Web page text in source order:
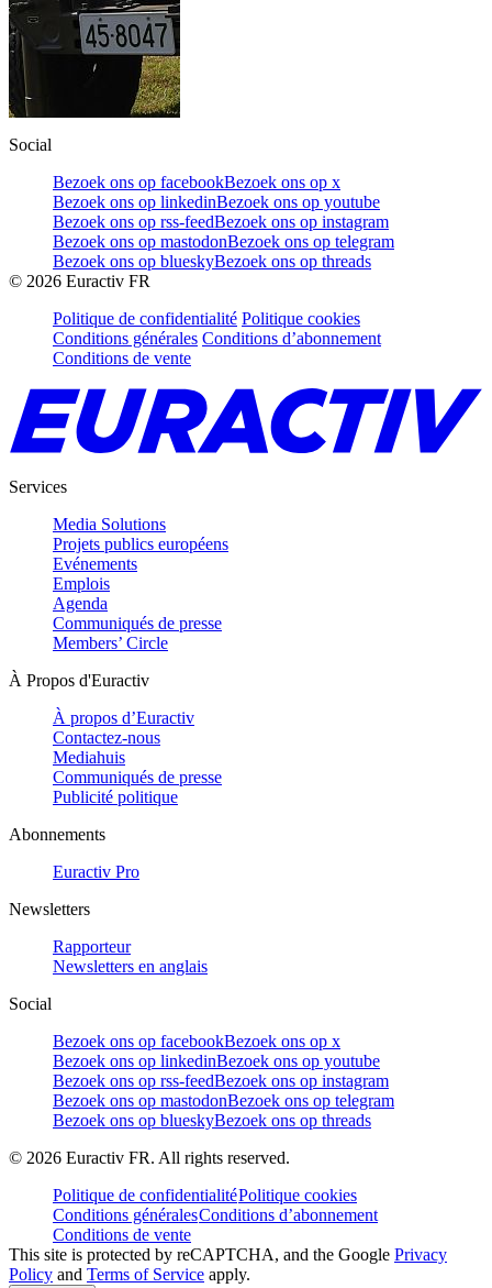
Social
Bezoek ons op facebookBezoek ons op x
Bezoek ons op linkedinBezoek ons op youtube
Bezoek ons op rss-feedBezoek ons op instagram
Bezoek ons op mastodonBezoek ons op telegram
Bezoek ons op blueskyBezoek ons op threads
© 2026 Euractiv FR
Politique de confidentialité Politique cookies
Conditions générales Conditions d’abonnement
Conditions de vente
Services
Media Solutions
Projets publics européens
Evénements
Emplois
Agenda
Communiqués de presse
Members’ Circle
À Propos d'Euractiv
À propos d’Euractiv
Contactez-nous
Mediahuis
Communiqués de presse
Publicité politique
Abonnements
Euractiv Pro
Newsletters
Rapporteur
Newsletters en anglais
Social
Bezoek ons op facebookBezoek ons op x
Bezoek ons op linkedinBezoek ons op youtube
Bezoek ons op rss-feedBezoek ons op instagram
Bezoek ons op mastodonBezoek ons op telegram
Bezoek ons op blueskyBezoek ons op threads
© 2026 Euractiv FR. All rights reserved.
Politique de confidentialitéPolitique cookies
Conditions généralesConditions d’abonnement
Conditions de vente
This site is protected by reCAPTCHA, and the Google Privacy
Policy and Terms of Service apply.